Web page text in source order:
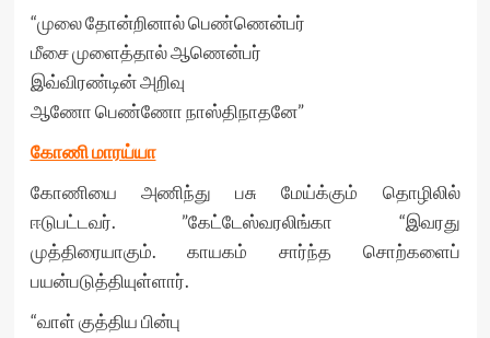
“முலை தோன்றினால் பெண்ணென்பர்
மீசை முளைத்தால் ஆணென்பர்
இவ்விரண்டின் அறிவு
ஆணோ பெண்ணோ நாஸ்திநாதனே”
கோணி மாரய்யா
கோணியை அணிந்து பசு மேய்க்கும் தொழிலில்
ஈடுபட்டவர். ”கேட்டேஸ்வரலிங்கா “இவரது
முத்திரையாகும். காயகம் சார்ந்த சொற்களைப்
பயன்படுத்தியுள்ளார்.
“வாள் குத்திய பின்பு